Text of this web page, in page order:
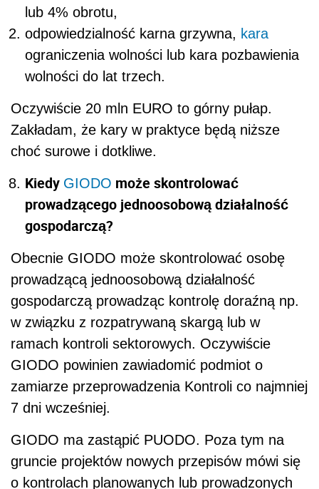
lub 4% obrotu,
odpowiedzialność karna grzywna, kara
ograniczenia wolności lub kara pozbawienia
wolności do lat trzech.
Oczywiście 20 mln EURO to górny pułap.
Zakładam, że kary w praktyce będą niższe
choć surowe i dotkliwe.
Kiedy GIODO może skontrolować
prowadzącego jednoosobową działalność
gospodarczą?
Obecnie GIODO może skontrolować osobę
prowadzącą jednoosobową działalność
gospodarczą prowadząc kontrolę doraźną np.
w związku z rozpatrywaną skargą lub w
ramach kontroli sektorowych. Oczywiście
GIODO powinien zawiadomić podmiot o
zamiarze przeprowadzenia Kontroli co najmniej
7 dni wcześniej.
GIODO ma zastąpić PUODO. Poza tym na
gruncie projektów nowych przepisów mówi się
o kontrolach planowanych lub prowadzonych